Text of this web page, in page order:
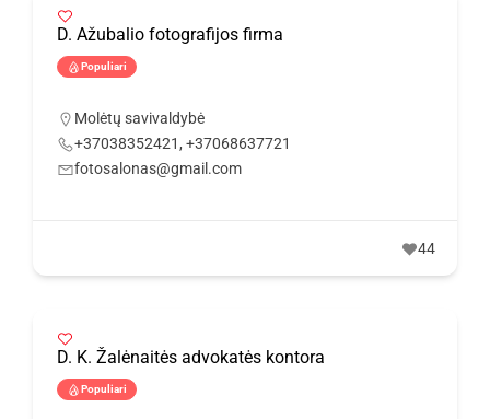
D. Ažubalio fotografijos firma
Populiari
Molėtų savivaldybė
+37038352421, +37068637721
fotosalonas@gmail.com
44
D. K. Žalėnaitės advokatės kontora
Populiari